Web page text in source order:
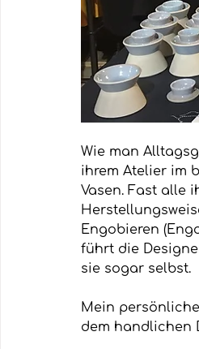
Wie man
ihrem Atelier im
Vasen. Fast alle
Engobieren
führt die
sie sogar selbst.
Mein
dem handlichen